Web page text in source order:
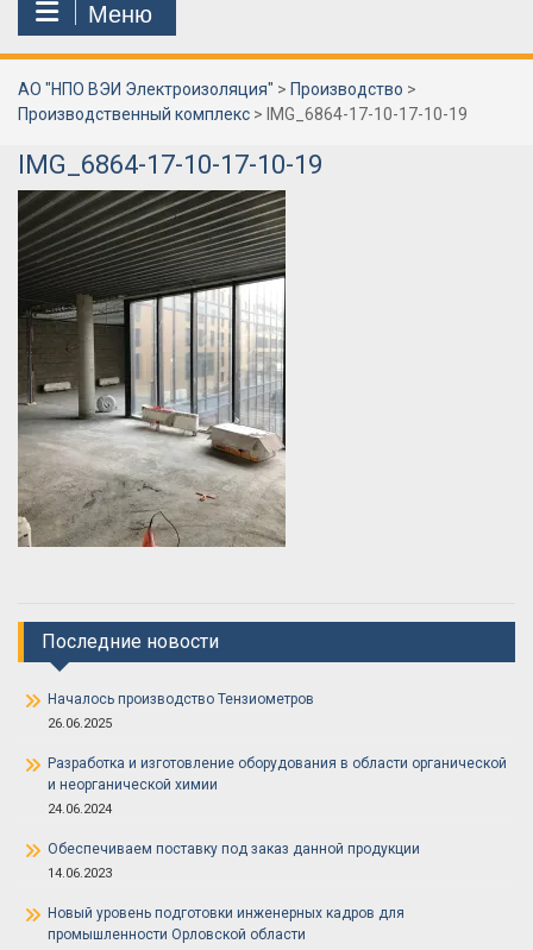
Меню
АО "НПО ВЭИ Электроизоляция" > Производство >
Производственный комплекс > IMG_6864-17-10-17-10-19
IMG_6864-17-10-17-10-19
Последние новости
Началось производство Тензиометров
26.06.2025
Разработка и изготовление оборудования в области органической
и неорганической химии
24.06.2024
Обеспечиваем поставку под заказ данной продукции
14.06.2023
Новый уровень подготовки инженерных кадров для
промышленности Орловской области